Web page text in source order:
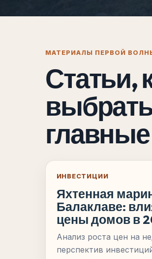
МАТЕРИАЛЫ ПЕРВОЙ
Статьи,
ИНВЕСТИЦИИ
Яхтенная
Балаклаве:
цены домов в
Анализ роста цен на
перспектив